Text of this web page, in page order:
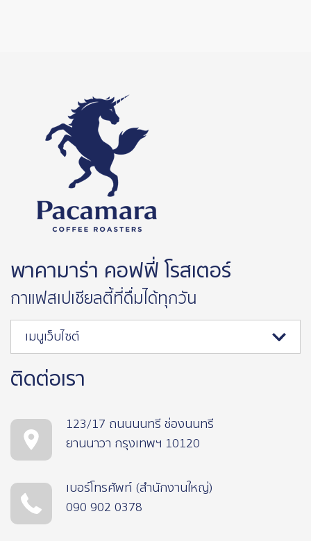
พาคามาร่า คอฟฟี่ โรสเตอร์
กาแฟสเปเชียลตี้ที่ดื่มได้ทุกวัน
เมนูเว็บไซต์
ติดต่อเรา
123/17 ถนนนนทรี ช่องนนทรี
ยานนาวา กรุงเทพฯ 10120
เบอร์โทรศัพท์ (สำนักงานใหญ่)
090 902 0378